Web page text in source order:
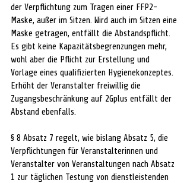
der Verpflichtung zum Tragen einer FFP2-
Maske, außer im Sitzen. Wird auch im Sitzen eine
Maske getragen, entfällt die Abstandspflicht.
Es gibt keine Kapazitätsbegrenzungen mehr,
wohl aber die Pflicht zur Erstellung und
Vorlage eines qualifizierten Hygienekonzeptes.
Erhöht der Veranstalter freiwillig die
Zugangsbeschränkung auf 2Gplus entfällt der
Abstand ebenfalls.
§ 8 Absatz 7 regelt, wie bislang Absatz 5, die
Verpflichtungen für Veranstalterinnen und
Veranstalter von Veranstaltungen nach Absatz
1 zur täglichen Testung von dienstleistenden